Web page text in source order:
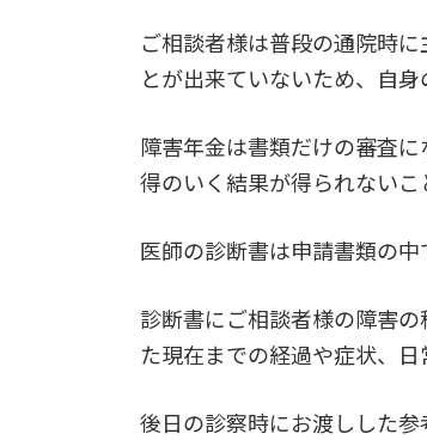
ご相談者様は普段の通院時
とが出来ていないため、自
障害年金は書類だけの審査
得のいく結果が得られないこ
医師の診断書は申請書類の中
診断書にご相談者様の障害
た現在までの経過や症状、
後日の診察時にお渡しした